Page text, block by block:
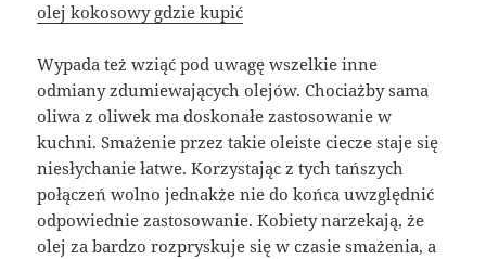
olej kokosowy gdzie kupić
Wypada też wziąć pod uwagę wszelkie inne
odmiany zdumiewających olejów. Chociażby sama
oliwa z oliwek ma doskonałe zastosowanie w
kuchni. Smażenie przez takie oleiste ciecze staje się
niesłychanie łatwe. Korzystając z tych tańszych
połączeń wolno jednakże nie do końca uwzględnić
odpowiednie zastosowanie. Kobiety narzekają, że
olej za bardzo rozpryskuje się w czasie smażenia, a